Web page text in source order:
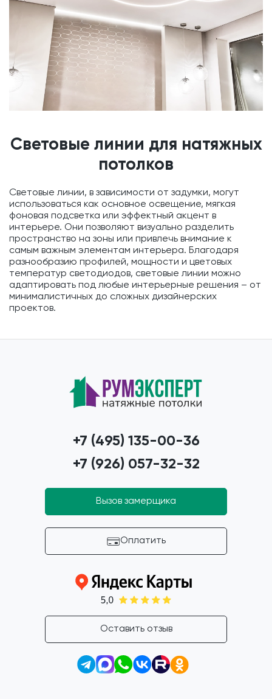
Световые линии для натяжных
потолков
Световые линии, в зависимости от задумки, могут
использоваться как основное освещение, мягкая
фоновая подсветка или эффектный акцент в
интерьере. Они позволяют визуально разделить
пространство на зоны или привлечь внимание к
самым важным элементам интерьера. Благодаря
разнообразию профилей, мощности и цветовых
температур светодиодов, световые линии можно
адаптировать под любые интерьерные решения – от
минималистичных до сложных дизайнерских
проектов.
+7 (495) 135-00-36
+7 (926) 057-32-32
Вызов замерщика
Оплатить
Оставить отзыв